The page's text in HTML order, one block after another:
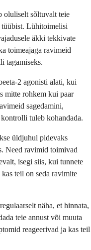
oluliselt sõltuvalt teie
tüübist. Lühitoimelisi
äkki tekkivate
toimeajaga ravimeid
tagamiseks.
2 agonisti alati, kui
mitte rohkem kui paar
sagedamini,
kontrolli tuleb kohandada.
üldjuhul pidevaks
Need ravimid toimivad
isegi siis, kui tunnete
teil on seda ravimite
näha, et hinnata,
teie annust või muuta
reageerivad ja kas teil